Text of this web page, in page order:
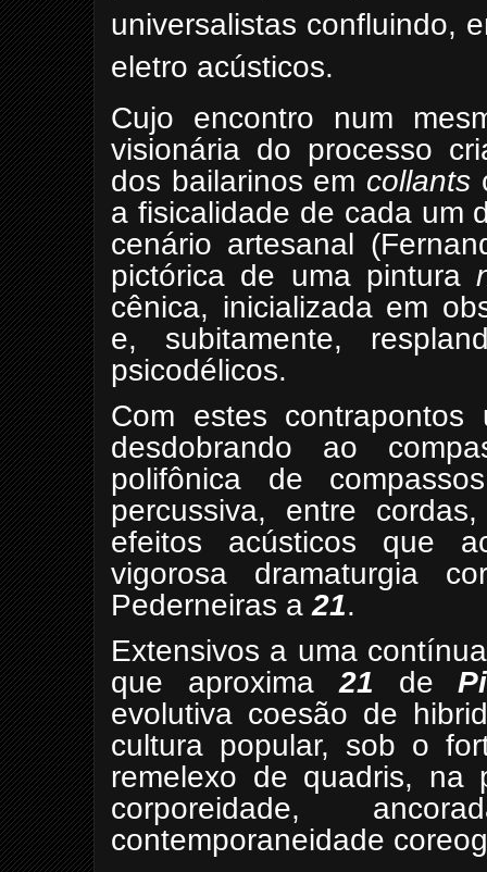
universalistas confluindo,
eletro acústicos.
Cujo encontro num
visionária do processo
dos bailarinos em collants
a fisicalidade de cada um
cenário artesanal
pictórica de uma pintura
cênica, inicializada em
e, subitamente,
psicodélicos.
Com estes
desdobrando ao
polifônica de
percussiva, entre
efeitos acústicos que
vigorosa dramaturgia
Pederneiras a21.
Extensivos a uma
que aproxima21 de
evolutiva coesão de
cultura popular, sob o
remelexo de quadris, na
corporeidade,
contemporaneidade